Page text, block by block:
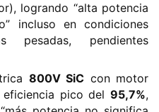
logrando “alta potencia
incluso en condiciones
pesadas, pendientes
​800V SiC​ ​ con motor
eficiencia pico del ​95,7%​​,